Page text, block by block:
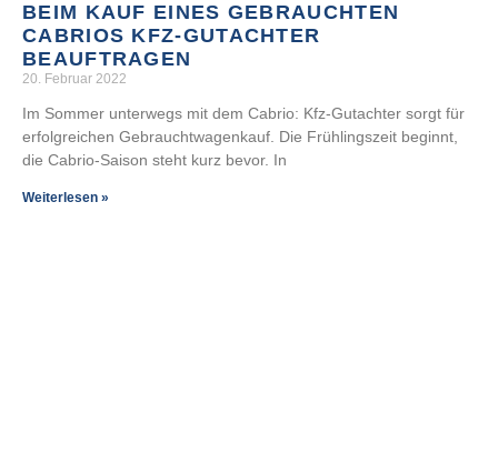
BEIM KAUF EINES GEBRAUCHTEN
CABRIOS KFZ-GUTACHTER
BEAUFTRAGEN
20. Februar 2022
Im Sommer unterwegs mit dem Cabrio: Kfz-Gutachter sorgt für
erfolgreichen Gebrauchtwagenkauf. Die Frühlingszeit beginnt,
die Cabrio-Saison steht kurz bevor. In
Weiterlesen »